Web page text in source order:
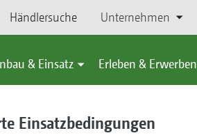
Händlersuche Unternehmen
& Einsatz Erleben & Erwerben
Einsatzbedingungen